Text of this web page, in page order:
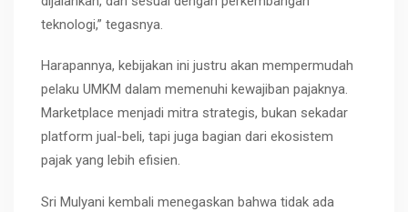
teknologi,” tegasnya.
Harapannya, kebijakan ini justru akan mempermudah
pelaku UMKM dalam memenuhi kewajiban pajaknya.
Marketplace menjadi mitra strategis, bukan sekadar
platform jual-beli, tapi juga bagian dari ekosistem
pajak yang lebih efisien.
Sri Mulyani kembali menegaskan bahwa tidak ada